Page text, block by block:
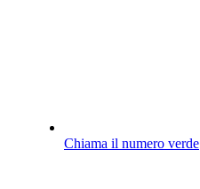
Chiama il numero verde